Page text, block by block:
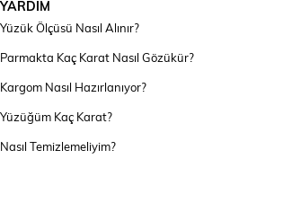
YARDIM
Yüzük Ölçüsü Nasıl Alınır?
Parmakta Kaç Karat Nasıl Gözükür?
Kargom Nasıl Hazırlanıyor?
Yüzüğüm Kaç Karat?
Nasıl Temizlemeliyim?